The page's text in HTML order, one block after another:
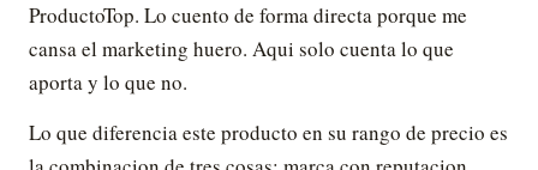
ProductoTop. Lo cuento de forma directa porque me
cansa el marketing huero. Aqui solo cuenta lo que
aporta y lo que no.
Lo que diferencia este producto en su rango de precio es